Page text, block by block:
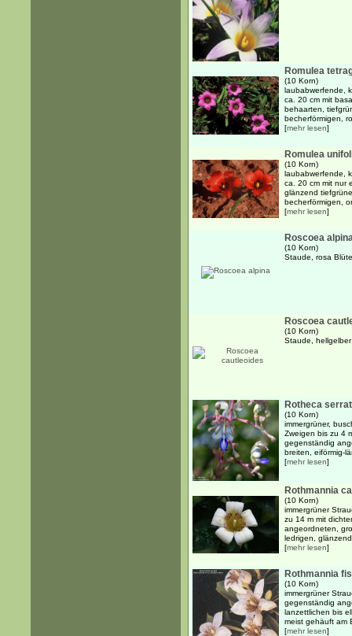
Romulea
(10 Korn)
laubabwerfende,
ca. 20 cm mit
behaarten,
becherförmigen,
[mehr lesen]
Romulea
(10 Korn)
laubabwerfende,
ca. 20 cm mit nur
glänzend
becherförmigen,
[mehr lesen]
Roscoea
(10 Korn)
Staude, rosa
Roscoea
(10 Korn)
Staude,
Rotheca
(10 Korn)
immergrüner,
Zweigen bis zu 4
gegenständig
breiten, eiförmig-
[mehr lesen]
Rothmannia
(10 Korn)
immergrüner
zu 14 m mit
angeordneten,
ledrigen,
[mehr lesen]
Rothmannia
(10 Korn)
immergrüner
gegenständig
lanzettlichen bis
meist gehäuft am
[mehr lesen]